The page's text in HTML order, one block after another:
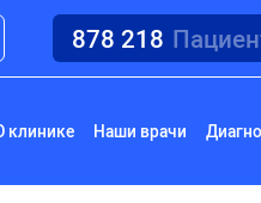
878 218
клинике Наши врачи